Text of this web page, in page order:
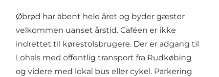
Øbrød har åbent hele året og byder gæster
velkommen uanset årstid. Caféen er ikke
indrettet til kørestolsbrugere. Der er adgang til
Lohals med offentlig transport fra Rudkøbing
og videre med lokal bus eller cykel. Parkering